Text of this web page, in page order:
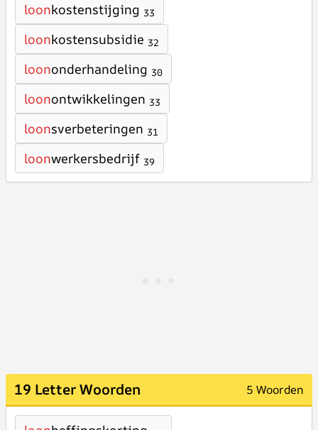
loonkostenstijging 33
loonkostensubsidie 32
loononderhandeling 30
loonontwikkelingen 33
loonsverbeteringen 31
loonwerkersbedrijf 39
19 Letter Woorden 5 Woorden